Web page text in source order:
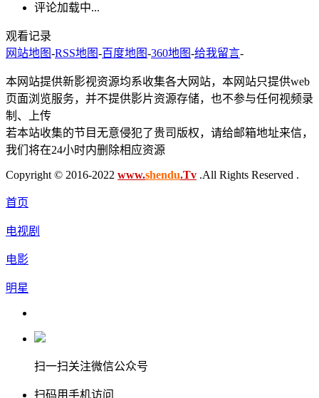
评论加载中...
观看记录
网站地图-RSS地图-百度地图-360地图-给我留言-
本网站提供新影视资源均系收集各大网站，本网站只提供web
页面浏览服务，并不提供影片资源存储，也不参与任何视频录
制、上传
若本站收集的节目无意侵犯了贵司版权，请给邮箱地址来信，
我们将在24小时内删除相应资源
Copyright © 2016-2022 www.shendu.Tv .All Rights Reserved .
首页
电视剧
电影
明星
扫一扫关注微信公众号
扫码用手机访问